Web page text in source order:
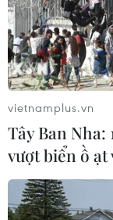
trường hợp
chăm sóc sức
vietnamplus.vn
Tây Ban
vượt biển ồ ạt